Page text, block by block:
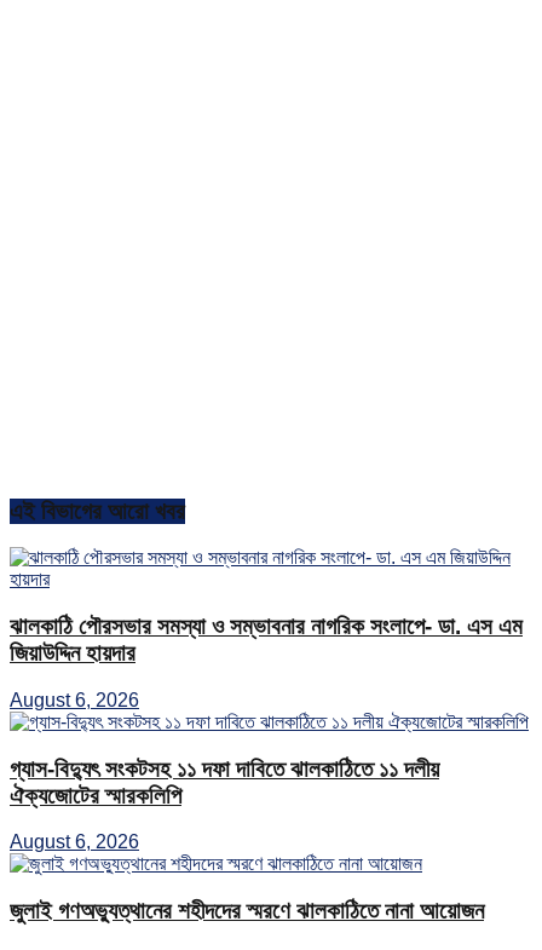
এই বিভাগের আরো খবর
ঝালকাঠি পৌরসভার সমস্যা ও সম্ভাবনার নাগরিক সংলাপে- ডা. এস এম
জিয়াউদ্দিন হায়দার
August 6, 2026
গ্যাস-বিদ্যুৎ সংকটসহ ১১ দফা দাবিতে ঝালকাঠিতে ১১ দলীয়
ঐক্যজোটের স্মারকলিপি
August 6, 2026
জুলাই গণঅভ্যুত্থানের শহীদদের স্মরণে ঝালকাঠিতে নানা আয়োজন